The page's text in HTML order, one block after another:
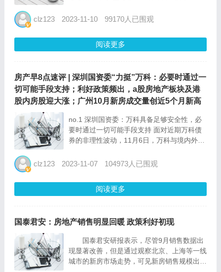
房”已成为不少人安全感的重要来源，加之各
迎来重要“窗...
clz123 2023-11-10 99170人已围观
阅读更多
房产早8点速评 | 深圳国资委“力挺”万科：必要时通过一
切可能手段支持；利好政策频出，a股房地产板块及港
股内房股迎大涨；广州10月新房成交量创近5个月新高
no.1 深圳国资委：万科具备足够安全性，必
要时通过一切可能手段支持 面对近期万科债
券的非理性波动，11月6日，万科与境内外金
在会上表示，万科具备足够的安全性，没有财
员。如有需要或遭...
clz123 2023-11-07 104973人已围观
阅读更多
国泰君安：房地产销售明显回暖 政策利好初现
国泰君安研报表示，尽管9月销售数据出
现显著改善，但是通过观察北京、上海等一线
城市的新房市场走势，可见新房销售规模出现